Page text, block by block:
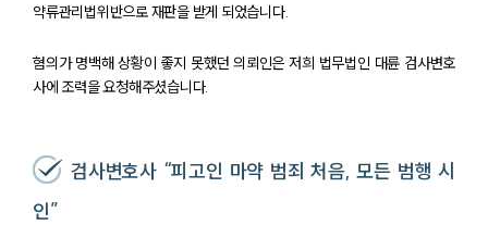
약류관리법위반으로 재판을 받게 되었습니다.
혐의가 명백해 상황이 좋지 못했던 의뢰인은 저희 법무법인 대륜 검사변호
사에 조력을 요청해주셨습니다.
검사변호사 “피고인 마약 범죄 처음, 모든 범행 시
인”